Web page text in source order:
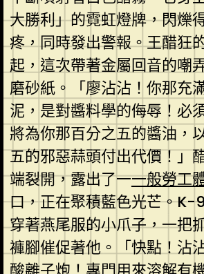
大勝利」的霓虹燈牌，閃爍
疼，同時發出警報。王醋狂
起，這次帶著金屬回音的嘲
磨砂紙。「廖沾沾！你那充
泥，是對醬料學的侮辱！必
將為你那百分之五的醬油，
五的邪惡蒜頭付出代價！」
端裂開，露出了一一般勞工
口，正在聚積藍色光芒。K-
穿著燕尾服的小爪子，一把
褲腳催促著他。「快點！沾